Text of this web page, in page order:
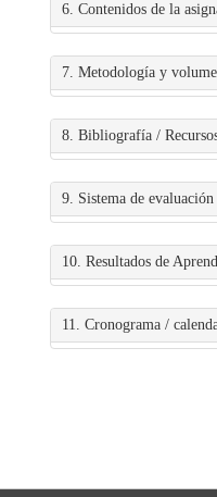
6. Contenidos de la
7. Metodología y
8. Bibliografía /
9. Sistema de
10. Resultados de
11. Cronograma /